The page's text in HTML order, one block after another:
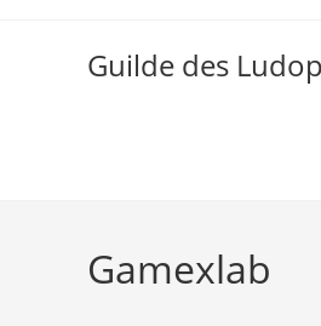
Guilde des
Gamexlab